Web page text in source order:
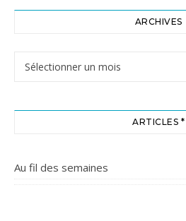
ARCHIVES
ARTICLES *
Au fil des semaines